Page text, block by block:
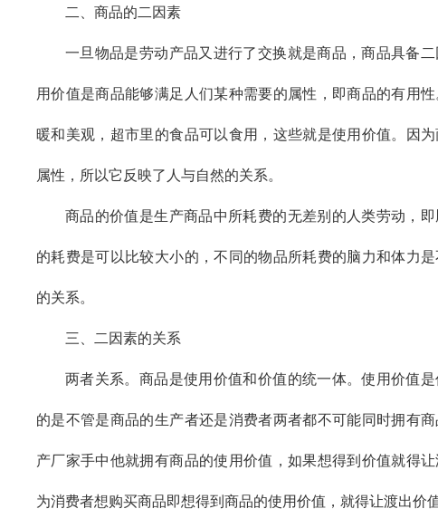
二、商品的二因素
一旦物品是劳动产品又进行了交换就是商品，商品具备
用价值是商品能够满足人们某种需要的属性，即商品的有用
暖和美观，超市里的食品可以食用，这些就是使用价值。因
属性，所以它反映了人与自然的关系。
商品的价值是生产商品中所耗费的无差别的人类劳动，
的耗费是可以比较大小的，不同的物品所耗费的脑力和体力
的关系。
三、二因素的关系
两者关系。商品是使用价值和价值的统一体。使用价值
的是不管是商品的生产者还是消费者两者都不可能同时拥有
产厂家手中他就拥有商品的使用价值，如果想得到价值就得
为消费者想购买商品即想得到商品的使用价值，就得让渡出价值